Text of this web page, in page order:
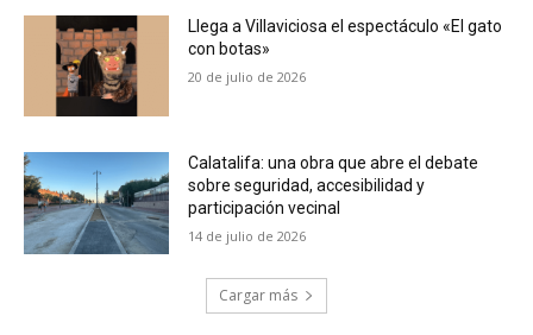
Llega a Villaviciosa el espectáculo «El gato
con botas»
20 de julio de 2026
Calatalifa: una obra que abre el debate
sobre seguridad, accesibilidad y
participación vecinal
14 de julio de 2026
Cargar más